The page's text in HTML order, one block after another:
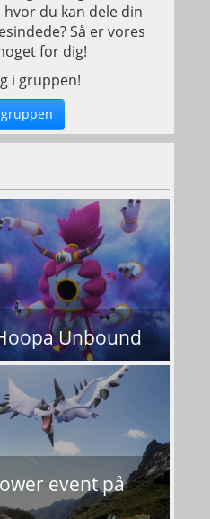
du kan dele din
Så er vores
for dig!
i gruppen!
Unbound
event på